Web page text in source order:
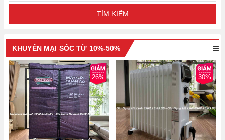
TÌM KIẾM
KHUYẾN MẠI SỐC TỪ 10%-50%
26% 30%